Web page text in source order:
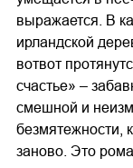
выражается. В
ирландской
вотвот
счастье» –
смешной и
безмятежности,
заново. Это